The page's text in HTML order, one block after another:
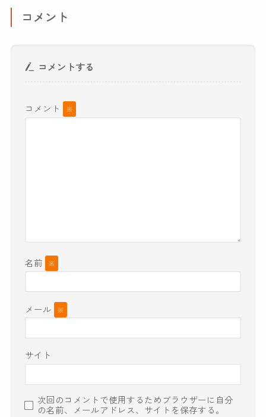
コメント
コメントする
コメント ※
名前 ※
メール ※
サイト
次回のコメントで使用するためブラウザーに自分
の名前、メールアドレス、サイトを保存する。